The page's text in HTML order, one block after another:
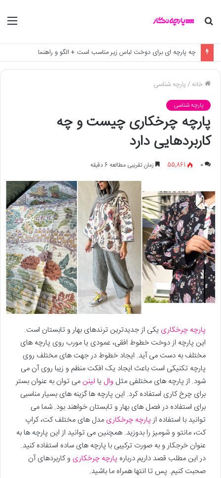
جستجو
چه پارچه ای برای دوخت لباس زیر مناسب است + الگو و راهنما
خانه /پارچه شناسی
پارچه شناسی
پارچه چرخکاری چیست و چه
کاربردهایی دارد
0
55,861 زمان تقریبی مطالعه 6 دقیقه
پارچه چرخکاری یکی از جدیدترین ترندهای بهار و تابستان است.
این پارچه از دوخت خطوط افقی، عمودی یا مورب روی پارچه های
مختلف به دست می آید. ایجاد خطوط در جهت های مختلف روی
پارچه تکنیکی است باعث ایجاد یک افکت منظم و زیبا روی آن می
شود. از پارچه های مختلفی مثل وال یا لینن می توان به عنوان بستر
برای چرخ کاری استفاده کرد. این پارچه ها گزینه های بسیار مناسبی
برای استفاده در فصل های بهار و تابستان خواهند بود. شما می
توانید با استفاده از پارچه چرخکاری مدل های مختلف کت، کراپ
کت، مانتو و شومیز را بدوزید. همچنین می توانید از این پارچه ها به
عنوان خرجکار و به صورت ترکیبی با پارچه های ساده استفاده کنید.
در این مطلب قصد داریم درباره پارچه چرخکاری و کاربردهای آن
صحبت کنیم. پس تا انتها همراه ما باشید.